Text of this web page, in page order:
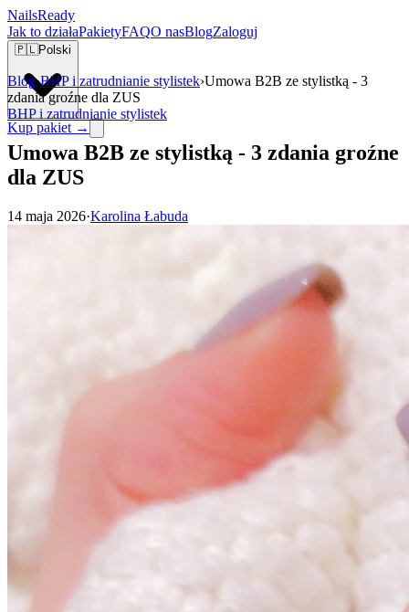
NailsReady
Jak to działaPakietyFAQO nasBlogZaloguj
🇵🇱Polski
Kup pakiet →
Blog›BHP i zatrudnianie stylistek›Umowa B2B ze stylistką - 3
zdania groźne dla ZUS
BHP i zatrudnianie stylistek
Umowa B2B ze stylistką - 3 zdania groźne
dla ZUS
14 maja 2026·Karolina Łabuda